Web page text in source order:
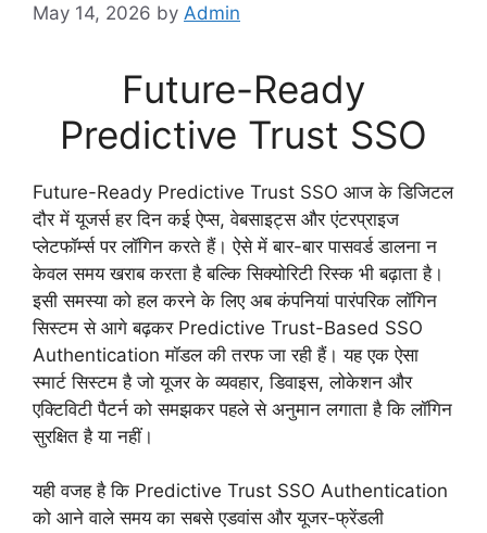
May 14, 2026 by Admin
Future-Ready
Predictive Trust SSO
Future-Ready Predictive Trust SSO आज के डिजिटल
दौर में यूजर्स हर दिन कई ऐप्स, वेबसाइट्स और एंटरप्राइज
प्लेटफॉर्म्स पर लॉगिन करते हैं। ऐसे में बार-बार पासवर्ड डालना न
केवल समय खराब करता है बल्कि सिक्योरिटी रिस्क भी बढ़ाता है।
इसी समस्या को हल करने के लिए अब कंपनियां पारंपरिक लॉगिन
सिस्टम से आगे बढ़कर Predictive Trust-Based SSO
Authentication मॉडल की तरफ जा रही हैं। यह एक ऐसा
स्मार्ट सिस्टम है जो यूजर के व्यवहार, डिवाइस, लोकेशन और
एक्टिविटी पैटर्न को समझकर पहले से अनुमान लगाता है कि लॉगिन
सुरक्षित है या नहीं।
यही वजह है कि Predictive Trust SSO Authentication
को आने वाले समय का सबसे एडवांस और यूजर-फ्रेंडली